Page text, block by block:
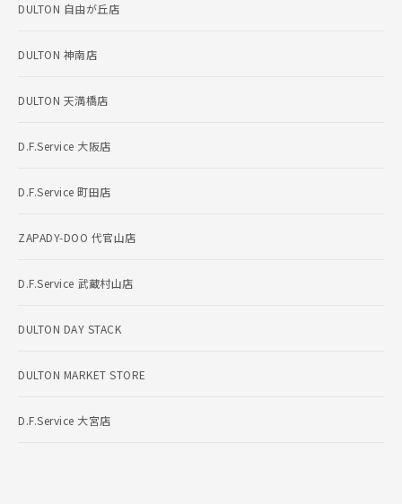
DULTON 自由が丘店
DULTON 神南店
DULTON 天満橋店
D.F.Service 大阪店
D.F.Service 町田店
ZAPADY-DOO 代官山店
D.F.Service 武蔵村山店
DULTON DAY STACK
DULTON MARKET STORE
D.F.Service 大宮店